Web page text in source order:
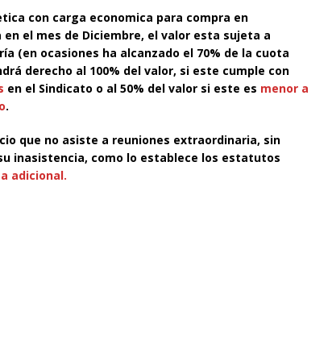
con carga economica para compra en
el mes de Diciembre, el valor esta sujeta a
(en ocasiones ha alcanzado el 70% de la cuota
derecho al 100% del valor, si este cumple con
en el Sindicato o al 50% del valor si este es menor a
.
que no asiste a reuniones extraordinaria, sin
inasistencia, como lo establece los estatutos
adicional.